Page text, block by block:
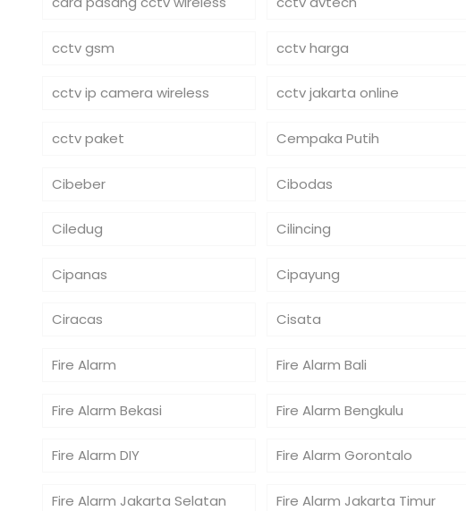
cctv gsm cctv harga
cctv ip camera wireless cctv jakarta online
cctv paket Cempaka Putih
Cibeber Cibodas
Ciledug Cilincing
Cipanas Cipayung
Ciracas Cisata
Fire Alarm Fire Alarm Bali
Fire Alarm Bekasi Fire Alarm Bengkulu
Fire Alarm DIY Fire Alarm Gorontalo
Fire Alarm Jakarta Selatan Fire Alarm Jakarta Timur